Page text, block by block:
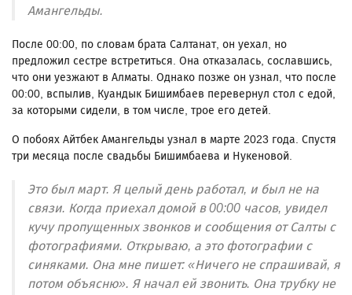
Амангельды.
После 00:00, по словам брата Салтанат, он уехал, но
предложил сестре встретиться. Она отказалась, сославшись,
что они уезжают в Алматы. Однако позже он узнал, что после
00:00, вспылив, Куандык Бишимбаев перевернул стол с едой,
за которыми сидели, в том числе, трое его детей.
О побоях Айтбек Амангельды узнал в марте 2023 года. Спустя
три месяца после свадьбы Бишимбаева и Нукеновой.
Это был март. Я целый день работал, и был не на
связи. Когда приехал домой в 00:00 часов, увидел
кучу пропущенных звонков и сообщения от Салты с
фотографиями. Открываю, а это фотографии с
синяками. Она мне пишет: «Ничего не спрашивай, я
потом объясню». Я начал ей звонить. Она трубку не